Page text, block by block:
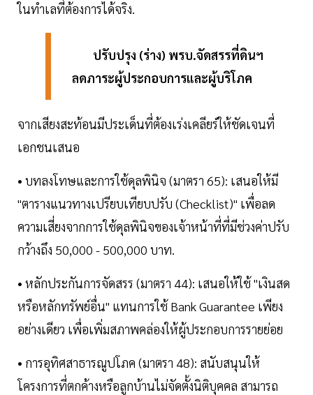
ในทำเลที่ต้องการได้จริง.
ปรับปรุง (ร่าง) พรบ.จัดสรรที่ดินฯ
ลดภาระผู้ประกอบการและผู้บริโภค
จากเสียงสะท้อนมีประเด็นที่ต้องเร่งเคลียร์ให้ชัดเจนที่
เอกชนเสนอ
• บทลงโทษและการใช้ดุลพินิจ (มาตรา 65): เสนอให้มี
"ตารางแนวทางเปรียบเทียบปรับ (Checklist)" เพื่อลด
ความเสี่ยงจากการใช้ดุลพินิจของเจ้าหน้าที่ที่มีช่วงค่าปรับ
กว้างถึง 50,000 - 500,000 บาท.
• หลักประกันการจัดสรร (มาตรา 44): เสนอให้ใช้ "เงินสด
หรือหลักทรัพย์อื่น" แทนการใช้ Bank Guarantee เพียง
อย่างเดียว เพื่อเพิ่มสภาพคล่องให้ผู้ประกอบการรายย่อย
• การอุทิศสาธารณูปโภค (มาตรา 48): สนับสนุนให้
โครงการที่ตกค้างหรือลูกบ้านไม่จัดตั้งนิติบุคคล สามารถ